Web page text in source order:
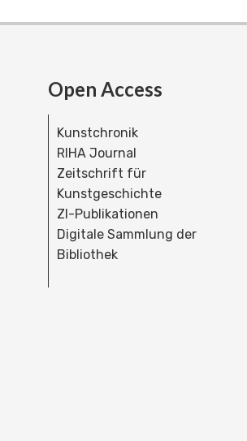
Open Access
Kunstchronik
RIHA Journal
Zeitschrift für
Kunstgeschichte
ZI-Publikationen
Digitale Sammlung der
Bibliothek